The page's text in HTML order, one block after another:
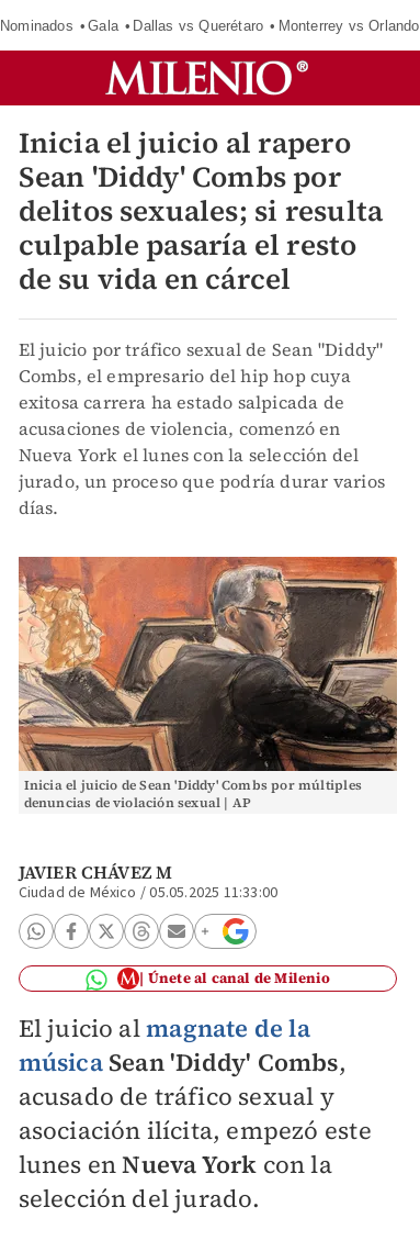
Nominados Gala Dallas vs Querétaro Monterrey vs Orlando
Inicia el juicio al rapero
Sean 'Diddy' Combs por
delitos sexuales; si resulta
culpable pasaría el resto
de su vida en cárcel
El juicio por tráfico sexual de Sean "Diddy"
Combs, el empresario del hip hop cuya
exitosa carrera ha estado salpicada de
acusaciones de violencia, comenzó en
Nueva York el lunes con la selección del
jurado, un proceso que podría durar varios
días.
Inicia el juicio de Sean 'Diddy' Combs por múltiples
denuncias de violación sexual | AP
JAVIER CHÁVEZ M
Ciudad de México /05.05.2025 11:33:00
Únete al canal de Milenio
El juicio almagnate de la
música Sean 'Diddy' Combs,
acusado de tráfico sexual y
asociación ilícita, empezó este
lunes enNueva York con la
selección del jurado.